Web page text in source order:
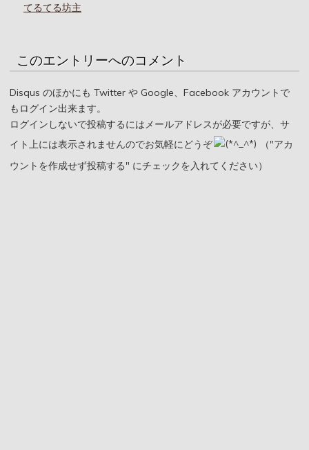
てるてる坊主
このエントリーへのコメント
Disqus のほかにも Twitter や Google、Facebook アカウントで
もログイン出来ます。
ログインしないで投稿するにはメールアドレスが必要ですが、サ
イト上には表示されませんのでお気軽にどうぞ
（"アカ
ウントを作成せず投稿する" にチェックを入れてください）